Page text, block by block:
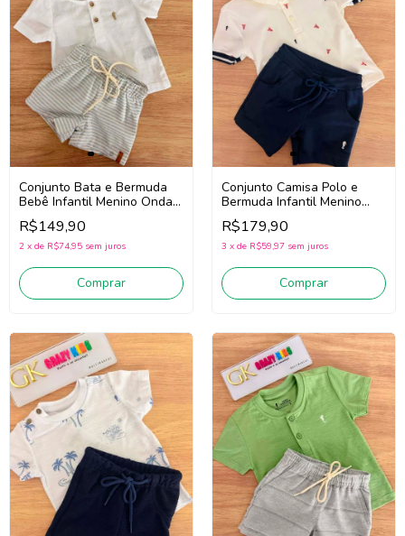
Conjunto Bata e Bermuda
Bebê Infantil Menino Onda
Marinha 1263037
(Branco/Cinza)
R$149,90
2 x de R$74,95 sem juros
Comprar
Conjunto Camisa Polo e
Bermuda Infantil Menino
Onda Marinha 1263082
(Creme/Marinho)
R$179,90
3 x de R$59,97 sem juros
Comprar